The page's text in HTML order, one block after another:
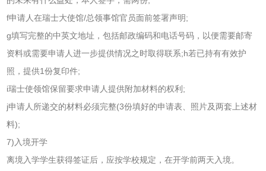
f申请人在瑞士大使馆/总领事馆官员面前签署声明;
g填写完整的中英文地址，包括邮政编码和电话号码，以便需要邮寄
资料或需要申请人进一步提供情况之时取得联系;h若已持有有效护
照，提供1份复印件;
i瑞士使领馆保留要求申请人提供附加材料的权利;
j申请人所递交的材料必须完整(3份填好的申请表、照片及两套上述材
料);
7)入境开学
离境入学学生获得签证后，应按学校规定，在开学前两天入境。